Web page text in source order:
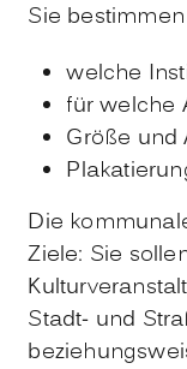
Sie
welche
für welche
Größe und
Die
Ziele: Sie
Stadt- und